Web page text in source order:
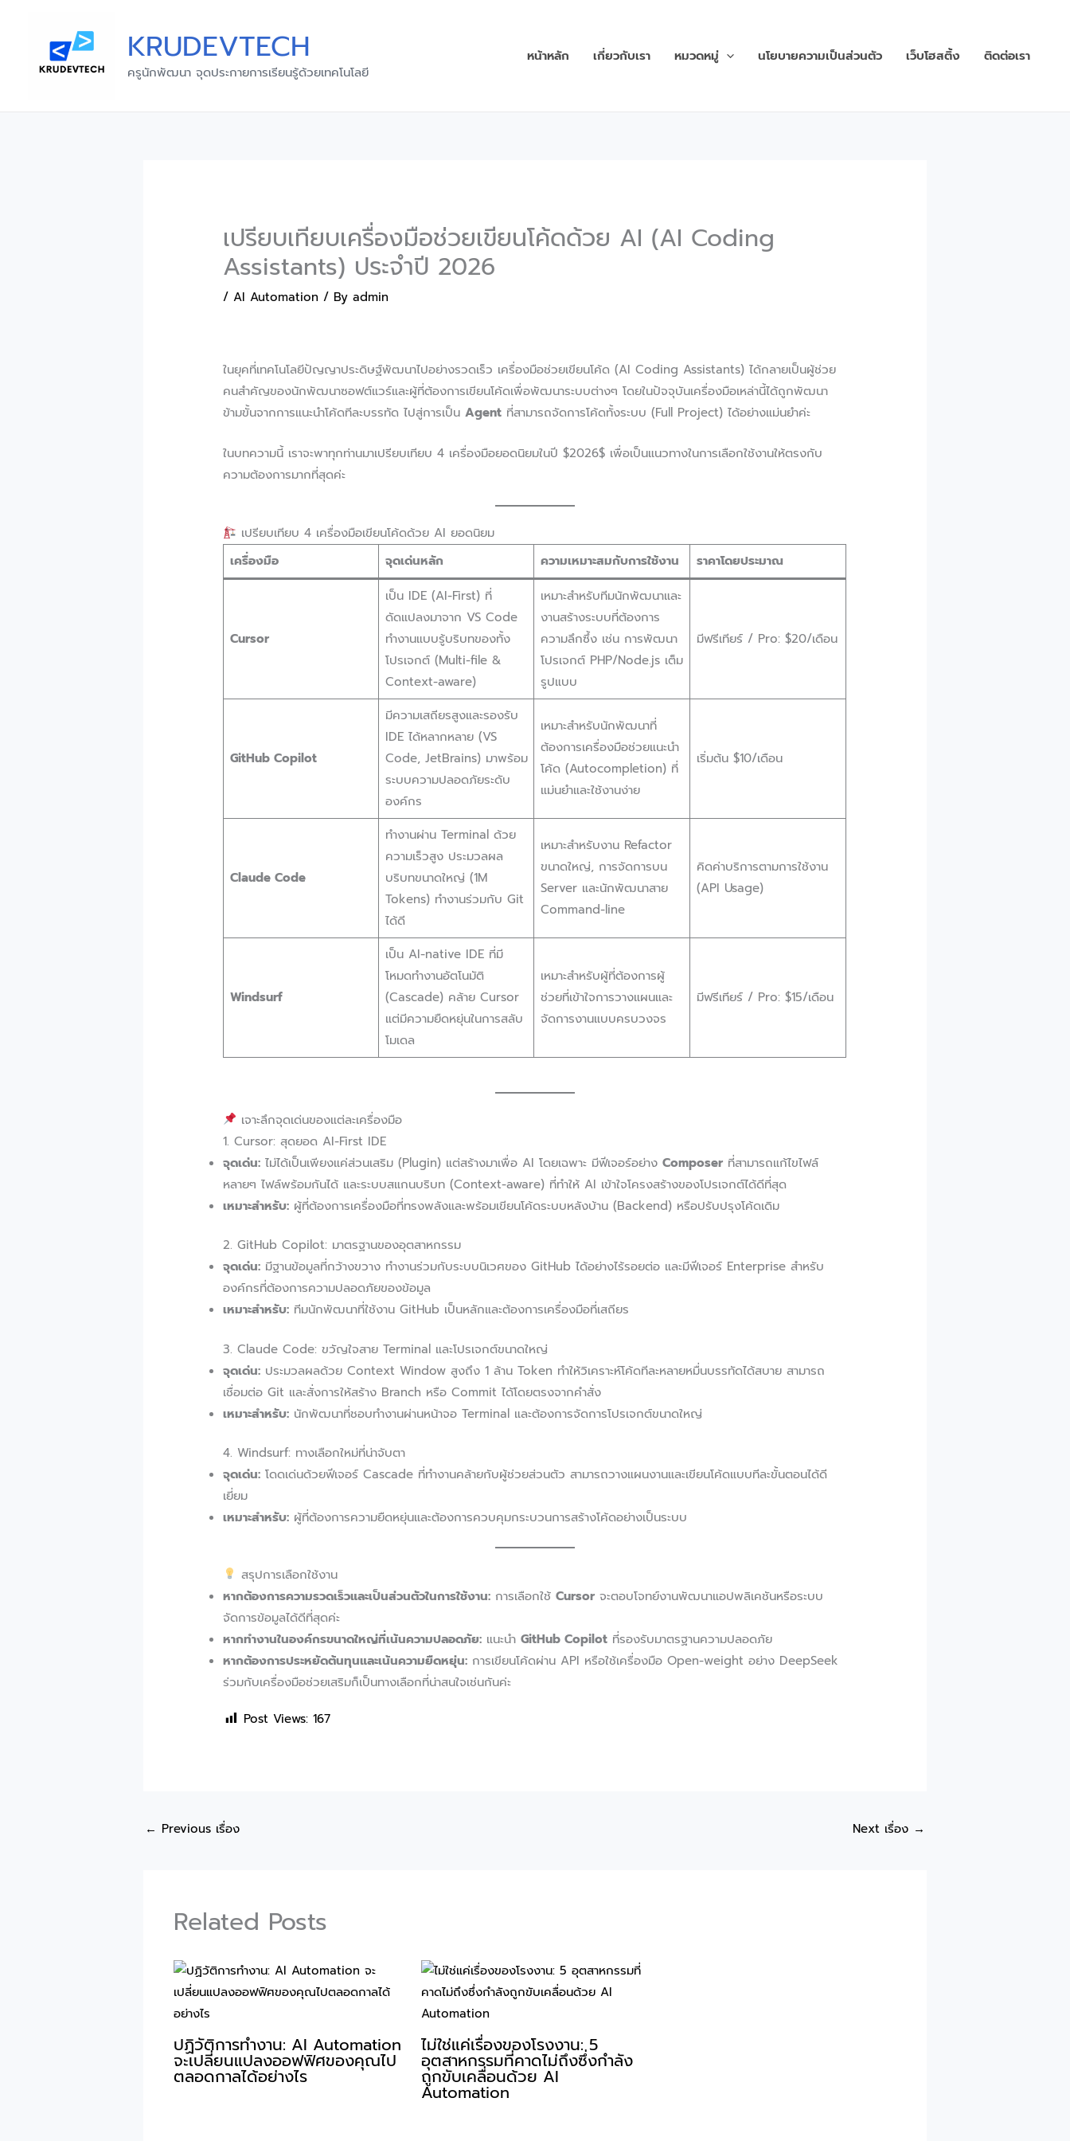
KRUDEVTECH
ครูนักพัฒนา จุดประกายการเรียนรู้ด้วยเทคโนโลยี
หน้าหลัก เกี่ยวกับเรา หมวดหมู่ นโยบายความเป็นส่วนตัว เว็บโฮสติ้ง ติดต่อเรา
เปรียบเทียบเครื่องมือช่วยเขียนโค้ดด้วย AI (AI Coding
Assistants) ประจำปี 2026
/AI Automation / Byadmin
ในยุคที่เทคโนโลยีปัญญาประดิษฐ์พัฒนาไปอย่างรวดเร็ว เครื่องมือช่วยเขียนโค้ด (AI Coding Assistants) ได้กลายเป็นผู้ช่วย
คนสำคัญของนักพัฒนาซอฟต์แวร์และผู้ที่ต้องการเขียนโค้ดเพื่อพัฒนาระบบต่างๆ โดยในปัจจุบันเครื่องมือเหล่านี้ได้ถูกพัฒนา
ข้ามขั้นจากการแนะนำโค้ดทีละบรรทัด ไปสู่การเป็นAgent ที่สามารถจัดการโค้ดทั้งระบบ (Full Project) ได้อย่างแม่นยำค่ะ
ในบทความนี้ เราจะพาทุกท่านมาเปรียบเทียบ 4 เครื่องมือยอดนิยมในปี $2026$ เพื่อเป็นแนวทางในการเลือกใช้งานให้ตรงกับ
ความต้องการมากที่สุดค่ะ
เปรียบเทียบ 4 เครื่องมือเขียนโค้ดด้วย AI ยอดนิยม
เครื่องมือ
จุดเด่นหลัก ความเหมาะสมกับการใช้งาน ราคาโดยประมาณ
Cursor
เป็น IDE (AI-First) ที่
ดัดแปลงมาจาก VS Code
ทำงานแบบรู้บริบทของทั้ง
โปรเจกต์ (Multi-file &
Context-aware)
เหมาะสำหรับทีมนักพัฒนาและ
งานสร้างระบบที่ต้องการ
ความลึกซึ้ง เช่น การพัฒนา
โปรเจกต์ PHP/Node.js เต็ม
รูปแบบ
มีฟรีเทียร์ / Pro: $20/เดือน
GitHub Copilot
มีความเสถียรสูงและรองรับ
IDE ได้หลากหลาย (VS
Code, JetBrains) มาพร้อม
ระบบความปลอดภัยระดับ
องค์กร
เหมาะสำหรับนักพัฒนาที่
ต้องการเครื่องมือช่วยแนะนำ
โค้ด (Autocompletion) ที่
แม่นยำและใช้งานง่าย
เริ่มต้น $10/เดือน
Claude Code
ทำงานผ่าน Terminal ด้วย
ความเร็วสูง ประมวลผล
บริบทขนาดใหญ่ (1M
Tokens) ทำงานร่วมกับ Git
ได้ดี
เหมาะสำหรับงาน Refactor
ขนาดใหญ่, การจัดการบน
Server และนักพัฒนาสาย
Command-line
คิดค่าบริการตามการใช้งาน
(API Usage)
Windsurf
เป็น AI-native IDE ที่มี
โหมดทำงานอัตโนมัติ
(Cascade) คล้าย Cursor
แต่มีความยืดหยุ่นในการสลับ
โมเดล
เหมาะสำหรับผู้ที่ต้องการผู้
ช่วยที่เข้าใจการวางแผนและ
จัดการงานแบบครบวงจร
มีฟรีเทียร์ / Pro: $15/เดือน
เจาะลึกจุดเด่นของแต่ละเครื่องมือ
1. Cursor: สุดยอด AI-First IDE
จุดเด่น: ไม่ได้เป็นเพียงแค่ส่วนเสริม (Plugin) แต่สร้างมาเพื่อ AI โดยเฉพาะ มีฟีเจอร์อย่างComposer ที่สามารถแก้ไขไฟล์
หลายๆ ไฟล์พร้อมกันได้ และระบบสแกนบริบท (Context-aware) ที่ทำให้ AI เข้าใจโครงสร้างของโปรเจกต์ได้ดีที่สุด
เหมาะสำหรับ: ผู้ที่ต้องการเครื่องมือที่ทรงพลังและพร้อมเขียนโค้ดระบบหลังบ้าน (Backend) หรือปรับปรุงโค้ดเดิม
2. GitHub Copilot: มาตรฐานของอุตสาหกรรม
จุดเด่น: มีฐานข้อมูลที่กว้างขวาง ทำงานร่วมกับระบบนิเวศของ GitHub ได้อย่างไร้รอยต่อ และมีฟีเจอร์ Enterprise สำหรับ
องค์กรที่ต้องการความปลอดภัยของข้อมูล
เหมาะสำหรับ: ทีมนักพัฒนาที่ใช้งาน GitHub เป็นหลักและต้องการเครื่องมือที่เสถียร
3. Claude Code: ขวัญใจสาย Terminal และโปรเจกต์ขนาดใหญ่
จุดเด่น: ประมวลผลด้วย Context Window สูงถึง 1 ล้าน Token ทำให้วิเคราะห์โค้ดทีละหลายหมื่นบรรทัดได้สบาย สามารถ
เชื่อมต่อ Git และสั่งการให้สร้าง Branch หรือ Commit ได้โดยตรงจากคำสั่ง
เหมาะสำหรับ: นักพัฒนาที่ชอบทำงานผ่านหน้าจอ Terminal และต้องการจัดการโปรเจกต์ขนาดใหญ่
4. Windsurf: ทางเลือกใหม่ที่น่าจับตา
จุดเด่น: โดดเด่นด้วยฟีเจอร์ Cascade ที่ทำงานคล้ายกับผู้ช่วยส่วนตัว สามารถวางแผนงานและเขียนโค้ดแบบทีละขั้นตอนได้ดี
เยี่ยม
เหมาะสำหรับ: ผู้ที่ต้องการความยืดหยุ่นและต้องการควบคุมกระบวนการสร้างโค้ดอย่างเป็นระบบ
สรุปการเลือกใช้งาน
หากต้องการความรวดเร็วและเป็นส่วนตัวในการใช้งาน: การเลือกใช้Cursor จะตอบโจทย์งานพัฒนาแอปพลิเคชันหรือระบบ
จัดการข้อมูลได้ดีที่สุดค่ะ
หากทำงานในองค์กรขนาดใหญ่ที่เน้นความปลอดภัย: แนะนำGitHub Copilot ที่รองรับมาตรฐานความปลอดภัย
หากต้องการประหยัดต้นทุนและเน้นความยืดหยุ่น: การเขียนโค้ดผ่าน API หรือใช้เครื่องมือ Open-weight อย่าง DeepSeek
ร่วมกับเครื่องมือช่วยเสริมก็เป็นทางเลือกที่น่าสนใจเช่นกันค่ะ
Post Views: 167
← Previous เรื่อง Next เรื่อง →
Related Posts
ปฏิวัติการทำงาน: AI Automation
จะเปลี่ยนแปลงออฟฟิศของคุณไป
ตลอดกาลได้อย่างไร
ไม่ใช่แค่เรื่องของโรงงาน: 5
อุตสาหกรรมที่คาดไม่ถึงซึ่งกำลัง
ถูกขับเคลื่อนด้วย AI
Automation